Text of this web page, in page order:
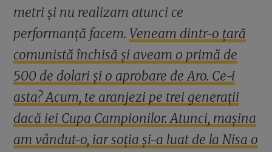
metri și nu realizam atunci ce
performanță facem. Veneam dintr-o țară
comunistă închisă și aveam o primă de
500 de dolari și o aprobare de Aro. Ce-i
asta? Acum, te aranjezi pe trei generații
dacă iei Cupa Campionilor. Atunci, mașina
am vândut-o, iar soția și-a luat de la Nisa o